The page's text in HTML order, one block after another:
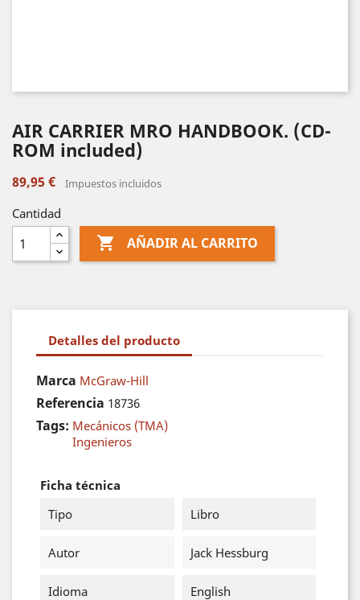
AIR CARRIER MRO HANDBOOK. (CD-
ROM included)
89,95 € Impuestos incluidos
Cantidad
 AÑADIR AL CARRITO
Detalles del producto
Marca McGraw-Hill
Referencia 18736
Tags: Mecánicos (TMA)
Ingenieros
Ficha técnica
Tipo
Libro
Autor Jack Hessburg
Idioma English